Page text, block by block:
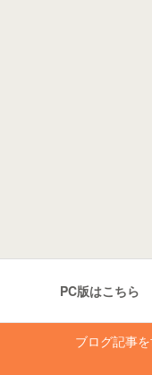
PC版はこちら
ブログ記事